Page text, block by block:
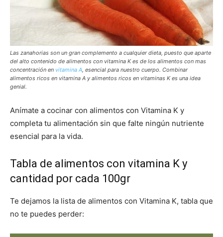
Las zanahorias son un gran complemento a cualquier dieta, puesto que aparte
del alto contenido de alimentos con vitamina K es de los alimentos con mas
concentración en vitamina A, esencial para nuestro cuerpo. Combinar
alimentos ricos en vitamina A y alimentos ricos en vitaminas K es una idea
genial.
Anímate a cocinar con alimentos con Vitamina K y
completa tu alimentación sin que falte ningún nutriente
esencial para la vida.
Tabla de alimentos con vitamina K y
cantidad por cada 100gr
Te dejamos la lista de alimentos con Vitamina K, tabla que
no te puedes perder: